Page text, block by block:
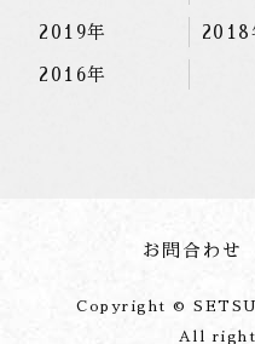
2019年 2018
2016年
お問合わせ
Copyright ©
All